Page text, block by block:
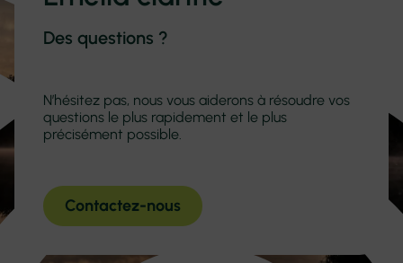
Des questions ?
N’hésitez pas, nous vous aiderons à résoudre vos
questions le plus rapidement et le plus
précisément possible.
Contactez-nous